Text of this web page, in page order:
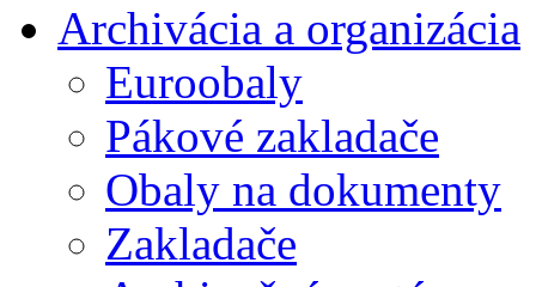
Archivácia a organizácia
Euroobaly
Pákové zakladače
Obaly na dokumenty
Zakladače